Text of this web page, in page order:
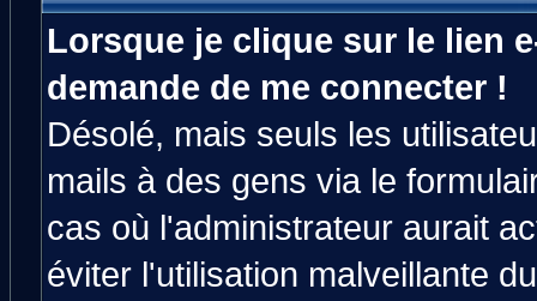
Lorsque je clique sur le lien
demande de me connecter !
Désolé, mais seuls les
mails à des gens via le
cas où l'administrateur aurait
éviter l'utilisation malveillante